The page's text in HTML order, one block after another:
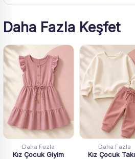
Daha Fazla Keşfet
Daha Fazla
Kız Çocuk Giyim
Daha Fazla
Kız Çocuk